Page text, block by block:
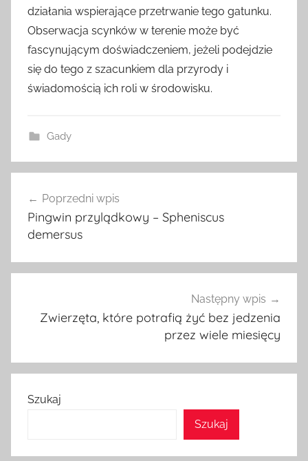
działania wspierające przetrwanie tego gatunku.
Obserwacja scynków w terenie może być
fascynującym doświadczeniem, jeżeli podejdzie
się do tego z szacunkiem dla przyrody i
świadomością ich roli w środowisku.
Gady
wpisu
Poprzedni wpis
Pingwin przylądkowy – Spheniscus
demersus
Następny wpis
Zwierzęta, które potrafią żyć bez jedzenia
przez wiele miesięcy
Szukaj
Szukaj